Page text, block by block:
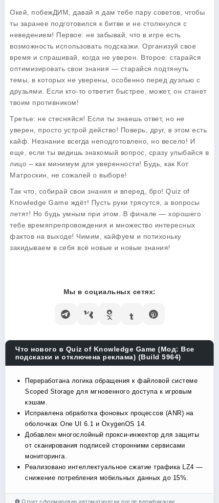
Окей, побежДИМ, давай я дам тебе пару советов, чтобы
ты заранее подготовился к битве и не столкнулся с
неведением! Первое: не забывай, что в игре есть
возможность использовать подсказки. Организуй свое
время и спрашивай, когда не уверен. Второе: старайся
оптимизировать свои знания — старайся подтянуть
темы, в которых не уверены, особенно перед дуэлью с
друзьями. Если кто-то ответит быстрее, может, он станет
твоим противником!
Третье: не стесняйся! Если ты знаешь ответ, но не
уверен, просто устрой действо! Поверь, друг, в этом есть
кайф. Незнание всегда неподготовлено, но весело! И
еще, если ты видишь знакомый вопрос, сразу улыбайся в
лицо – как минимум для уверенности! Будь, как Кот
Матроскин, не сожалей о выборе!
Так что, собирай свои знания и вперед, бро! Quiz of
Knowledge Game ждёт! Пусть руки трясутся, а вопросы
летят! Но будь умным при этом. В финале — хорошего
тебе времяпрепровождения и множество интересных
фактов на выходе! Чимим, кайфуем и потихоньку
закидываем в себя всё новые и новые знания!
Мы в социальных сетях:
Что нового в Quiz of Knowledge Game (Мод: Все
подсказки и отключена реклама) (Build 5964)
Переработана логика обращения к файловой системе
Scoped Storage для мгновенного доступа к игровым
кэшам.
Исправлена обработка фоновых процессов (ANR) на
оболочках One UI 6.1 и OxygenOS 14.
Добавлен многослойный прокси-инжектор для защиты
от сканирования подписей сторонними сервисами
мониторинга.
Реализовано интеллектуальное сжатие трафика LZ4 —
снижение потребления мобильных данных до 15%.
Отчет сформирован автоматически после верификации